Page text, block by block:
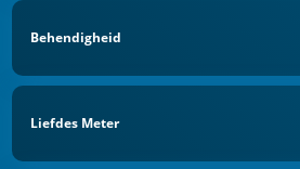
Behendigheid
Liefdes Meter